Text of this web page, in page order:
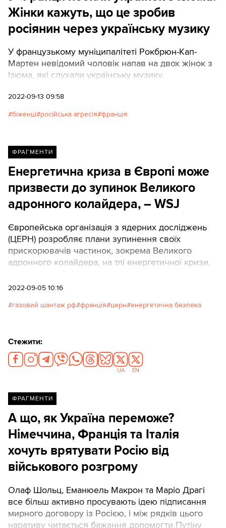
Жінки кажуть, що це зробив
росіянин через українську музику
У французькому муніципалітеті Рокбрюн-Кап-
Мартен невідомий чоловік напав на двох жінок з
Ізюма, які слухали українську музику.
2022-09-13 09:58
біженці російська агресія франція
ФРАГМЕНТИ
Енергетична криза в Європі може
призвести до зупинок Великого
адронного колайдера, – WSJ
Європейська організація з ядерних досліджень
(ЦЕРН) розробляє плани зупинення своїх
прискорювачів частинок, зокрема Великого
адронного колайдера, на тлі енергетичної кризи,
2022-09-05 10:16
газовий шантаж рф франція церн енергетична безпека
Стежити:
UA EN
ФРАГМЕНТИ
А що, як Україна переможе?
Німеччина, Франція та Італія
хочуть врятувати Росію від
військового розгрому
Олаф Шольц, Еманюель Макрон та Маріо Драгі
все більш активно просувають ідею підписання
мирного договору із Росією, і між рядків цього
наративу читається бажання допомогти Путіну